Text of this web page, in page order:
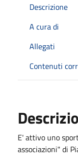
Descrizione
A cura di
Allegati
Contenuti
E' attivo uno
associazioni" di